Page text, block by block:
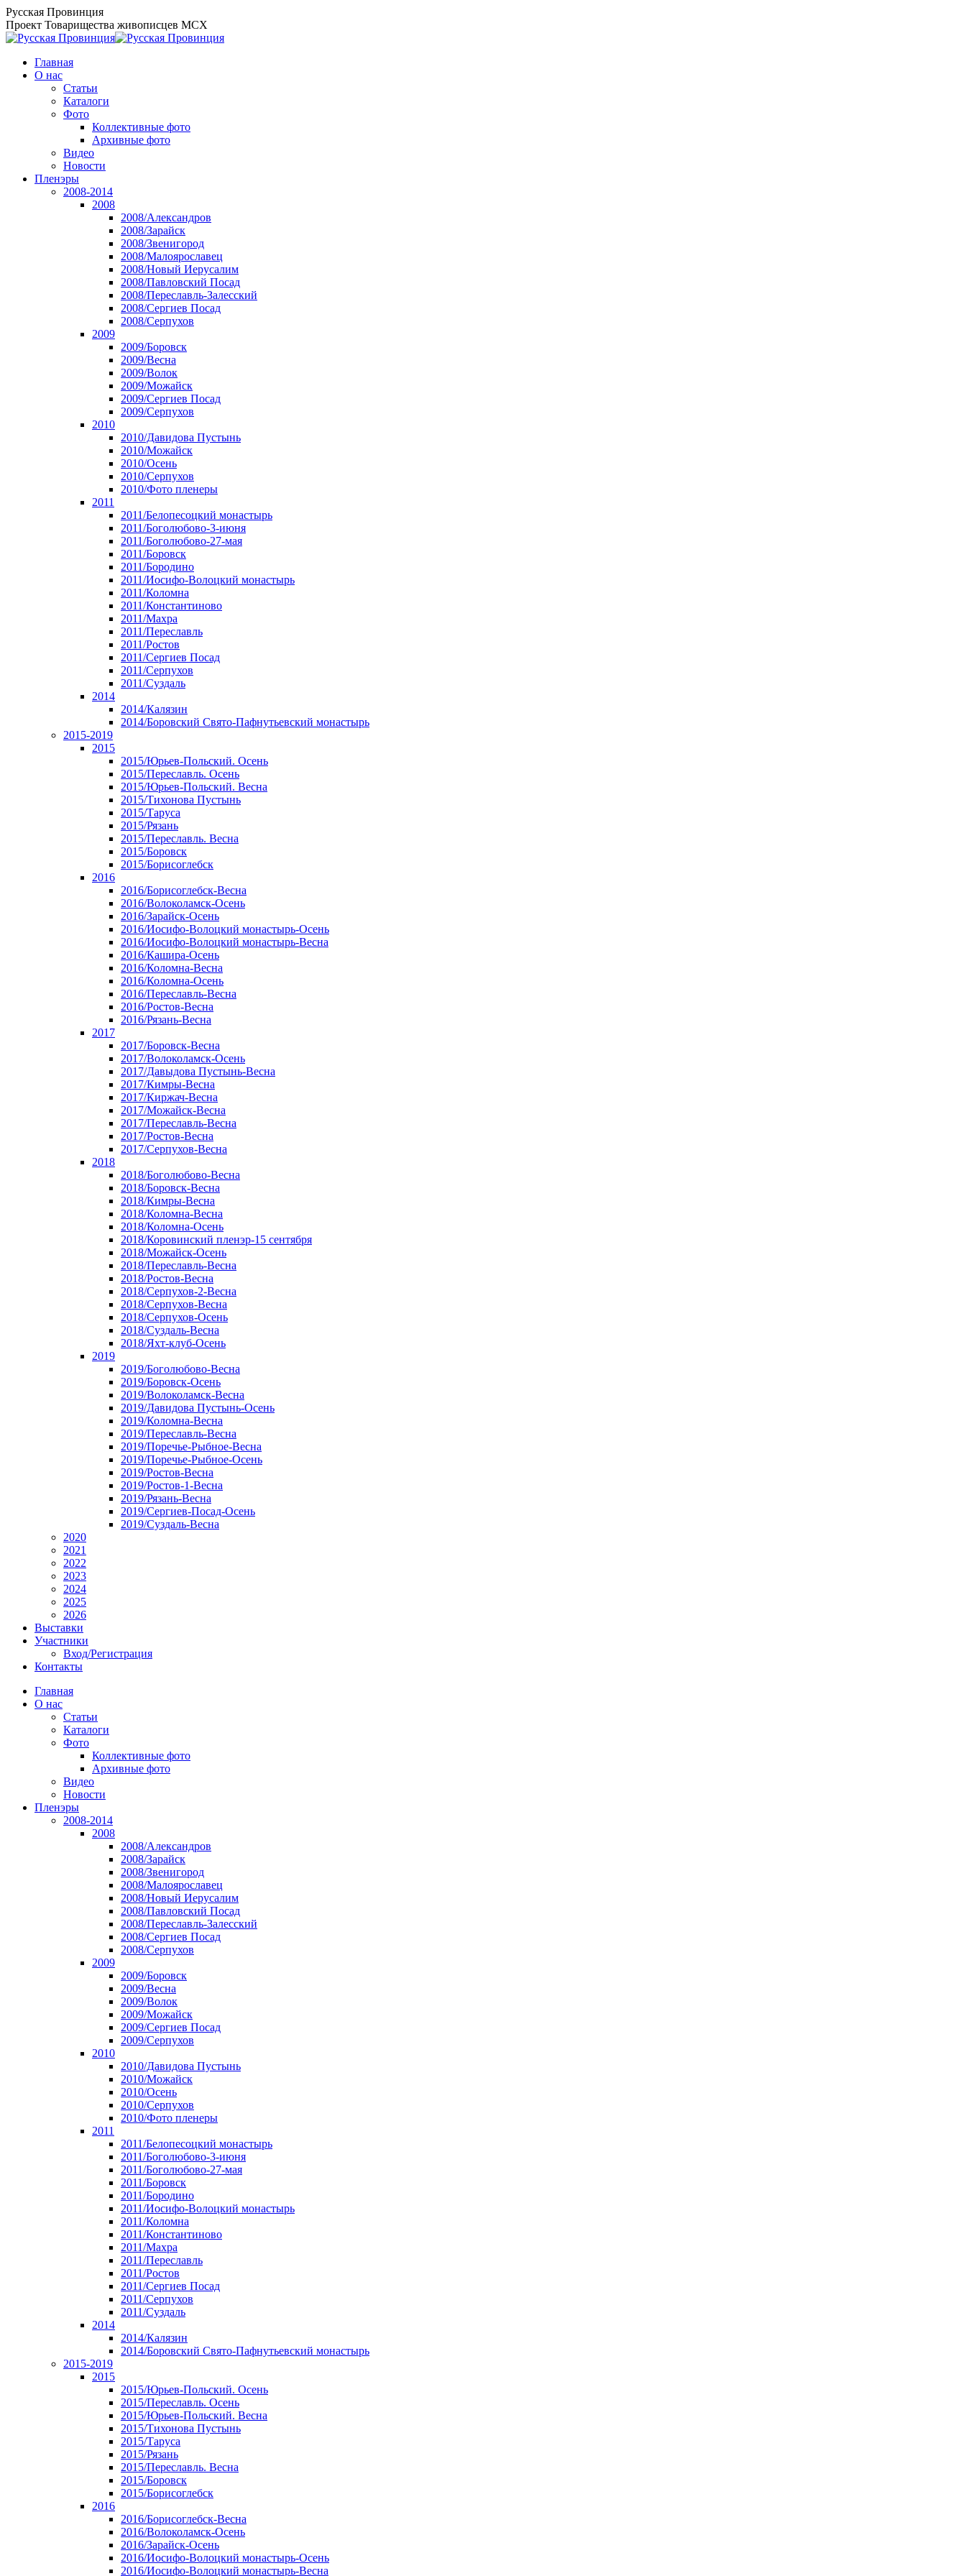
Перейти
к
содержанию
Русская Провинция
Проект Товарищества живописцев МСХ
Главная
О нас
Статьи
Каталоги
Фото
Коллективные фото
Архивные фото
Видео
Новости
Пленэры
2008-2014
2008
2008/Александров
2008/Зарайск
2008/Звенигород
2008/Малоярославец
2008/Новый Иерусалим
2008/Павловский Посад
2008/Переславль-Залесский
2008/Сергиев Посад
2008/Серпухов
2009
2009/Боровск
2009/Весна
2009/Волок
2009/Можайск
2009/Сергиев Посад
2009/Серпухов
2010
2010/Давидова Пустынь
2010/Можайск
2010/Осень
2010/Серпухов
2010/Фото пленеры
2011
2011/Белопесоцкий монастырь
2011/Боголюбово-3-июня
2011/Боголюбово-27-мая
2011/Боровск
2011/Бородино
2011/Иосифо-Волоцкий монастырь
2011/Коломна
2011/Константиново
2011/Махра
2011/Переславль
2011/Ростов
2011/Сергиев Посад
2011/Серпухов
2011/Суздаль
2014
2014/Калязин
2014/Боровский Свято-Пафнутьевский монастырь
2015-2019
2015
2015/Юрьев-Польский. Осень
2015/Переславль. Осень
2015/Юрьев-Польский. Весна
2015/Тихонова Пустынь
2015/Таруса
2015/Рязань
2015/Переславль. Весна
2015/Боровск
2015/Борисоглебск
2016
2016/Борисоглебск-Весна
2016/Волоколамск-Осень
2016/Зарайск-Осень
2016/Иосифо-Волоцкий монастырь-Осень
2016/Иосифо-Волоцкий монастырь-Весна
2016/Кашира-Осень
2016/Коломна-Весна
2016/Коломна-Осень
2016/Переславль-Весна
2016/Ростов-Весна
2016/Рязань-Весна
2017
2017/Боровск-Весна
2017/Волоколамск-Осень
2017/Давыдова Пустынь-Весна
2017/Кимры-Весна
2017/Киржач-Весна
2017/Можайск-Весна
2017/Переславль-Весна
2017/Ростов-Весна
2017/Серпухов-Весна
2018
2018/Боголюбово-Весна
2018/Боровск-Весна
2018/Кимры-Весна
2018/Коломна-Весна
2018/Коломна-Осень
2018/Коровинский пленэр-15 сентября
2018/Можайск-Осень
2018/Переславль-Весна
2018/Ростов-Весна
2018/Серпухов-2-Весна
2018/Серпухов-Весна
2018/Серпухов-Осень
2018/Суздаль-Весна
2018/Яхт-клуб-Осень
2019
2019/Боголюбово-Весна
2019/Боровск-Осень
2019/Волоколамск-Весна
2019/Давидова Пустынь-Осень
2019/Коломна-Весна
2019/Переславль-Весна
2019/Поречье-Рыбное-Весна
2019/Поречье-Рыбное-Осень
2019/Ростов-Весна
2019/Ростов-1-Весна
2019/Рязань-Весна
2019/Сергиев-Посад-Осень
2019/Суздаль-Весна
2020
2021
2022
2023
2024
2025
2026
Выставки
Участники
Вход/Регистрация
Контакты
Главная
О нас
Статьи
Каталоги
Фото
Коллективные фото
Архивные фото
Видео
Новости
Пленэры
2008-2014
2008
2008/Александров
2008/Зарайск
2008/Звенигород
2008/Малоярославец
2008/Новый Иерусалим
2008/Павловский Посад
2008/Переславль-Залесский
2008/Сергиев Посад
2008/Серпухов
2009
2009/Боровск
2009/Весна
2009/Волок
2009/Можайск
2009/Сергиев Посад
2009/Серпухов
2010
2010/Давидова Пустынь
2010/Можайск
2010/Осень
2010/Серпухов
2010/Фото пленеры
2011
2011/Белопесоцкий монастырь
2011/Боголюбово-3-июня
2011/Боголюбово-27-мая
2011/Боровск
2011/Бородино
2011/Иосифо-Волоцкий монастырь
2011/Коломна
2011/Константиново
2011/Махра
2011/Переславль
2011/Ростов
2011/Сергиев Посад
2011/Серпухов
2011/Суздаль
2014
2014/Калязин
2014/Боровский Свято-Пафнутьевский монастырь
2015-2019
2015
2015/Юрьев-Польский. Осень
2015/Переславль. Осень
2015/Юрьев-Польский. Весна
2015/Тихонова Пустынь
2015/Таруса
2015/Рязань
2015/Переславль. Весна
2015/Боровск
2015/Борисоглебск
2016
2016/Борисоглебск-Весна
2016/Волоколамск-Осень
2016/Зарайск-Осень
2016/Иосифо-Волоцкий монастырь-Осень
2016/Иосифо-Волоцкий монастырь-Весна